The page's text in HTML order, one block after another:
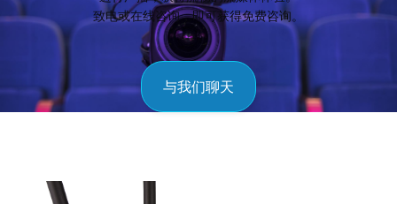
致电或在线咨询，即可获得免费咨询。
与我们聊天